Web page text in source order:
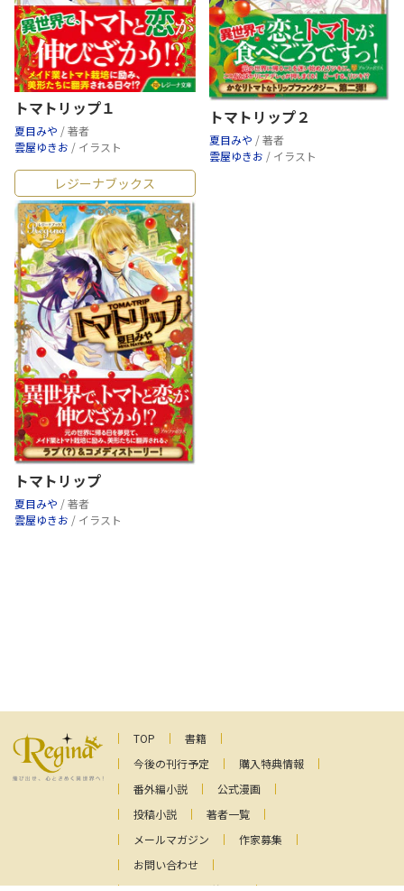
トマトリップ１
夏目みや / 著者
雲屋ゆきお / イラスト
トマトリップ２
夏目みや / 著者
雲屋ゆきお / イラスト
レジーナブックス
トマトリップ
夏目みや / 著者
雲屋ゆきお / イラスト
TOP
書籍
今後の刊行予定
購入特典情報
番外編小説
公式漫画
投稿小説
著者一覧
メールマガジン
作家募集
お問い合わせ